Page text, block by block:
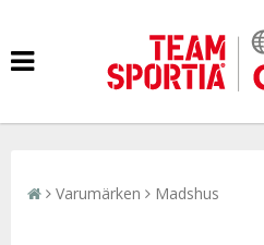
Varumärken Madshus